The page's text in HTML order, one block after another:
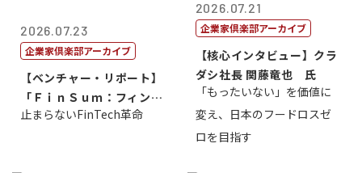
2026.07.23
企業家倶楽部アーカイブ
【ベンチャー・リポート】
「ＦｉｎＳｕｍ：フィンテ
ック・サミッ...
止まらないFinTech革命
2026.07.21
企業家倶楽部アーカイブ
【核心インタビュー】クラ
ダシ社長 関藤竜也 氏
「もったいない」を価値に
変え、日本のフードロスゼ
ロを目指す